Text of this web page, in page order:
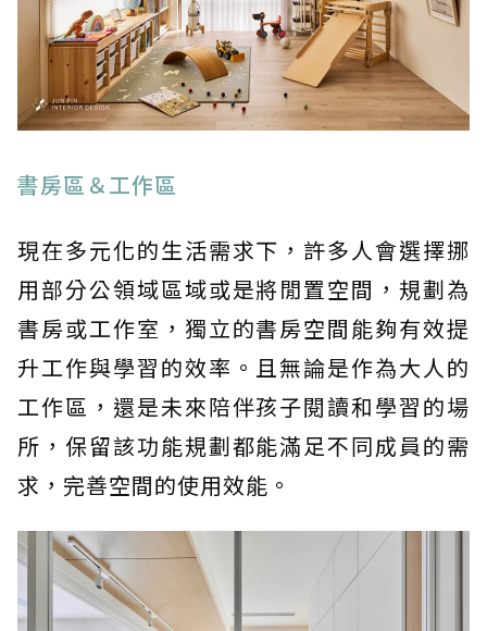
書房區＆工作區
現在多元化的生活需求下，許多人會選擇挪
用部分公領域區域或是將閒置空間，規劃為
書房或工作室，獨立的書房空間能夠有效提
升工作與學習的效率。且無論是作為大人的
工作區，還是未來陪伴孩子閱讀和學習的場
所，保留該功能規劃都能滿足不同成員的需
求，完善空間的使用效能。